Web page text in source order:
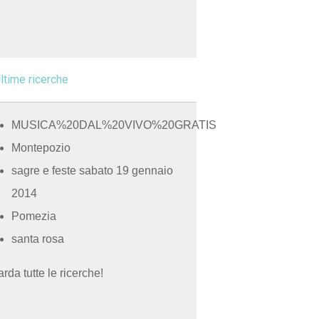
ricerche
MUSICA%20DAL%20VIVO%20GRATIS
Montepozio
sagre e feste sabato 19 gennaio
2014
Pomezia
santa rosa
tutte le ricerche!